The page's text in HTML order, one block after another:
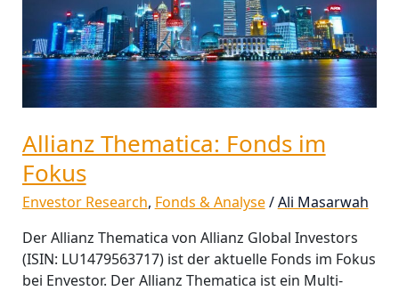
Allianz Thematica: Fonds im
Fokus
Envestor Research, Fonds & Analyse/Ali Masarwah
Der Allianz Thematica von Allianz Global Investors
(ISIN: LU1479563717) ist der aktuelle Fonds im Fokus
bei Envestor. Der Allianz Thematica ist ein Multi-